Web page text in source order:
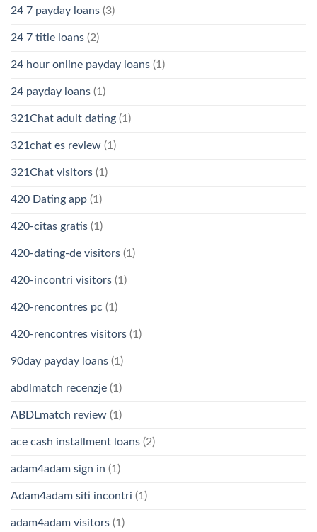
24 7 payday loans (3)
24 7 title loans (2)
24 hour online payday loans (1)
24 payday loans (1)
321Chat adult dating (1)
321chat es review (1)
321Chat visitors (1)
420 Dating app (1)
420-citas gratis (1)
420-dating-de visitors (1)
420-incontri visitors (1)
420-rencontres pc (1)
420-rencontres visitors (1)
90day payday loans (1)
abdlmatch recenzje (1)
ABDLmatch review (1)
ace cash installment loans (2)
adam4adam sign in (1)
Adam4adam siti incontri (1)
adam4adam visitors (1)